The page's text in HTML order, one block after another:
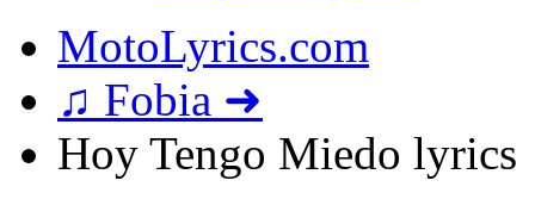
MotoLyrics.com
♫ Fobia ➜
Hoy Tengo Miedo lyrics